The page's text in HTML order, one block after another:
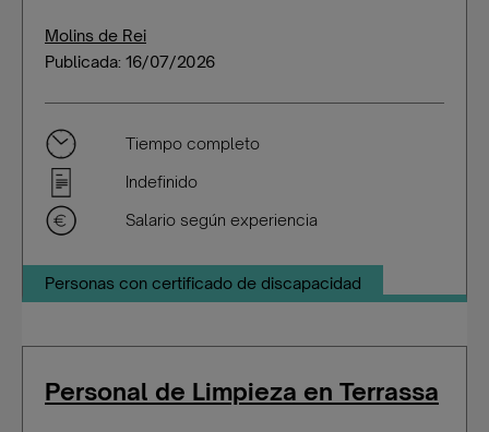
Molins de Rei
Publicada: 16/07/2026
Tiempo completo
Indefinido
Salario según experiencia
Personas con certificado de discapacidad
Personal de Limpieza en Terrassa